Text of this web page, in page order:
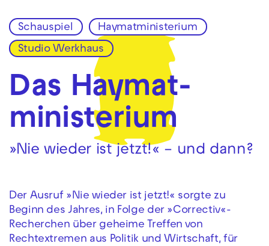
Zur Hauptnavigation springen
Zum Hauptinhalt springen Zum Footer springen
Schauspiel Haymatministerium
Studio Werkhaus
Das Haymat­
ministerium
»Nie wieder ist jetzt!« – und dann?
Der Ausruf »Nie wieder ist jetzt!« sorgte zu
Beginn des Jahres, in Folge der »Correctiv«-
Recherchen über geheime Treffen von
Rechtextremen aus Politik und Wirtschaft, für